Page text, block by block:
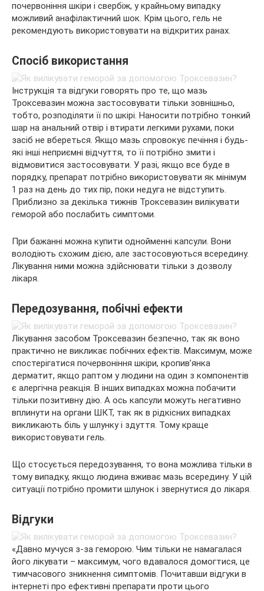
почервоніння шкіри і свербіж, у крайньому випадку
можливий анафілактичний шок. Крім цього, гель не
рекомендують використовувати на відкритих ранах.
Спосіб використання
Інструкція та відгуки говорять про те, що мазь
Троксевазин можна застосовувати тільки зовнішньо,
тобто, розподіляти її по шкірі. Наносити потрібно тонкий
шар на анальний отвір і втирати легкими рухами, поки
засіб не вбереться. Якщо мазь спровокує печіння і будь-
які інші неприємні відчуття, то її потрібно змити і
відмовитися застосовувати. У разі, якщо все буде в
порядку, препарат потрібно використовувати як мінімум
1 раз на день до тих пір, поки недуга не відступить.
Приблизно за декілька тижнів Троксевазин вилікувати
геморой або послабить симптоми.
При бажанні можна купити однойменні капсули. Вони
володіють схожим дією, але застосовуються всередину.
Лікування ними можна здійснювати тільки з дозволу
лікаря.
Передозування, побічні ефекти
Лікування засобом Троксевазин безпечно, так як воно
практично не викликає побічних ефектів. Максимум, може
спостерігатися почервоніння шкіри, кропив’янка
дерматит, якщо раптом у людини на один з компонентів
є алергічна реакція. В інших випадках можна побачити
тільки позитивну дію. А ось капсули можуть негативно
вплинути на органи ШКТ, так як в рідкісних випадках
викликають біль у шлунку і здуття. Тому краще
використовувати гель.
Що стосується передозування, то вона можлива тільки в
тому випадку, якщо людина вживає мазь всередину. У цій
ситуації потрібно промити шлунок і звернутися до лікаря.
Відгуки
«Давно мучуся з-за геморою. Чим тільки не намагалася
його лікувати – максимум, чого вдавалося домогтися, це
тимчасового зникнення симптомів. Почитавши відгуки в
інтернеті про ефективні препарати проти цього